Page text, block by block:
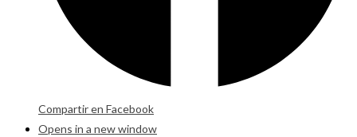
Compartir en Facebook
Opens in a new window